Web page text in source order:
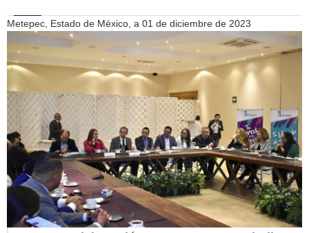
Metepec, Estado de México, a 01 de diciembre de 2023